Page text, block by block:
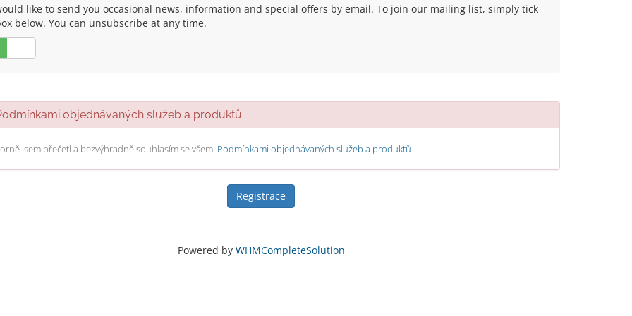
like to send you occasional news, information and special offers by email. To join our mailing list, simply tick
below. You can unsubscribe at any time.
objednávaných služeb a produktů
jsem přečetl a bezvýhradně souhlasím se všemi Podmínkami objednávaných služeb a produktů
Powered by WHMCompleteSolution